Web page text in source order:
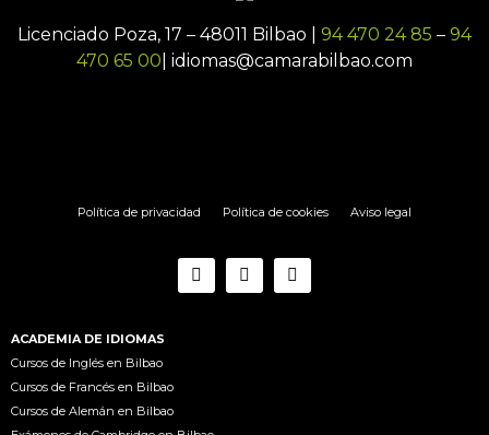
Licenciado Poza, 17 – 48011 Bilbao | 94 470 24 85 – 94
470 65 00 | idiomas@camarabilbao.com
Política de privacidad Política de cookies Aviso legal
ACADEMIA DE IDIOMAS
Cursos de Inglés en Bilbao
Cursos de Francés en Bilbao
Cursos de Alemán en Bilbao